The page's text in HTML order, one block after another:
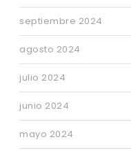
septiembre 2024
agosto 2024
julio 2024
junio 2024
mayo 2024